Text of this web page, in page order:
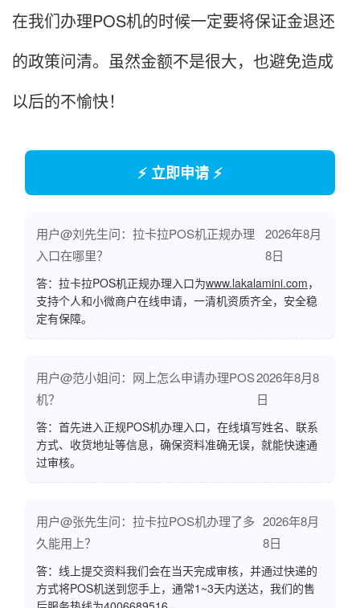
在我们办理POS机的时候一定要将保证金退还
的政策问清。虽然金额不是很大，也避免造成
以后的不愉快！
⚡ 立即申请 ⚡
用户@刘先生问：拉卡拉POS机正规办理
入口在哪里？
2026年8月
8日
答：拉卡拉POS机正规办理入口为www.lakalamini.com，
支持个人和小微商户在线申请，一清机资质齐全，安全稳
定有保障。
用户@范小姐问：网上怎么申请办理POS
机？
2026年8月8
日
答：首先进入正规POS机办理入口，在线填写姓名、联系
方式、收货地址等信息，确保资料准确无误，就能快速通
过审核。
用户@张先生问：拉卡拉POS机办理了多
久能用上？
2026年8月
8日
答：线上提交资料我们会在当天完成审核，并通过快递的
方式将POS机送到您手上，通常1~3天内送达，我们的售